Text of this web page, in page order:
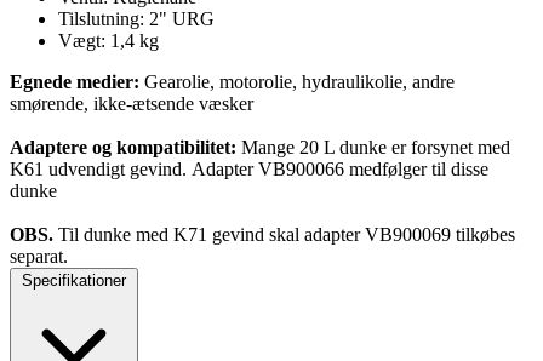
Tilslutning: 2" URG
Vægt: 1,4 kg
Egnede medier: Gearolie, motorolie, hydraulikolie, andre
smørende, ikke-ætsende væsker
Adaptere og kompatibilitet: Mange 20 L dunke er forsynet med
K61 udvendigt gevind. Adapter VB900066 medfølger til disse
dunke
OBS. Til dunke med K71 gevind skal adapter VB900069 tilkøbes
separat.
Specifikationer